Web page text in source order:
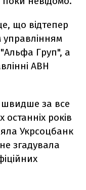
що відтепер
управлінням
Груп", а
ABH
швидше за все
років
Укрсоцбанк
згадувала